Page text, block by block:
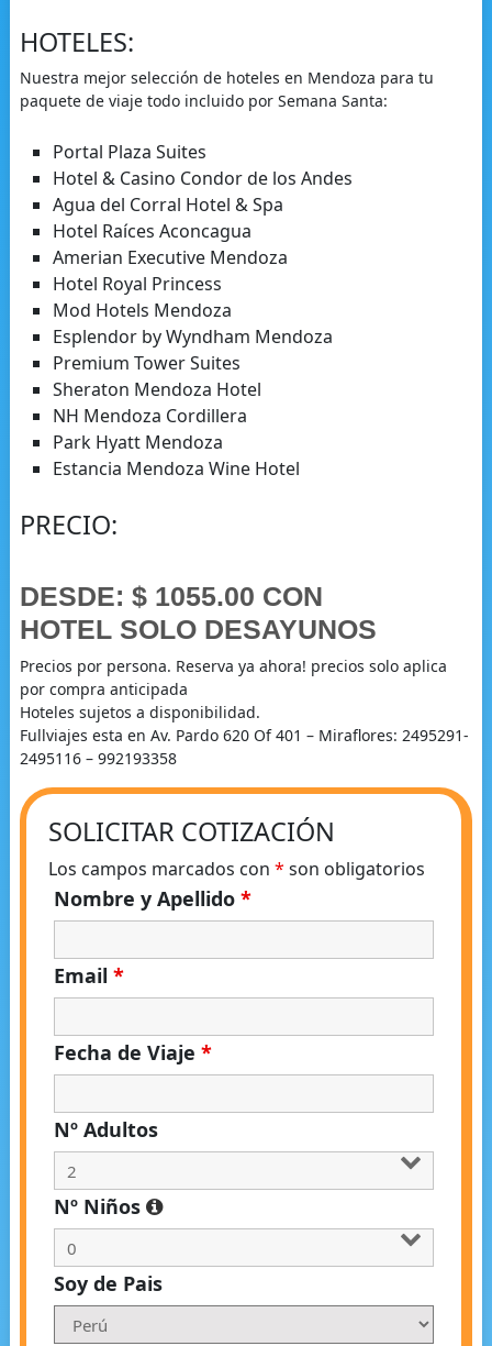
HOTELES:
Nuestra mejor selección de hoteles en Mendoza para tu
paquete de viaje todo incluido por Semana Santa:
Portal Plaza Suites
Hotel & Casino Condor de los Andes
Agua del Corral Hotel & Spa
Hotel Raíces Aconcagua
Amerian Executive Mendoza
Hotel Royal Princess
Mod Hotels Mendoza
Esplendor by Wyndham Mendoza
Premium Tower Suites
Sheraton Mendoza Hotel
NH Mendoza Cordillera
Park Hyatt Mendoza
Estancia Mendoza Wine Hotel
PRECIO:
DESDE: $ 1055.00 CON
HOTEL SOLO DESAYUNOS
Precios por persona. Reserva ya ahora! precios solo aplica
por compra anticipada
Hoteles sujetos a disponibilidad.
Fullviajes esta en Av. Pardo 620 Of 401 – Miraflores: 2495291-
2495116 – 992193358
SOLICITAR COTIZACIÓN
Los campos marcados con * son obligatorios
Nombre y Apellido *
Email *
Fecha de Viaje *
Nº Adultos
Nº Niños
Soy de Pais